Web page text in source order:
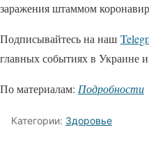
заражения штаммом
Подписывайтесь на наш
главных событиях в Украине
По материалам: Подробности
Категории: Здоровье